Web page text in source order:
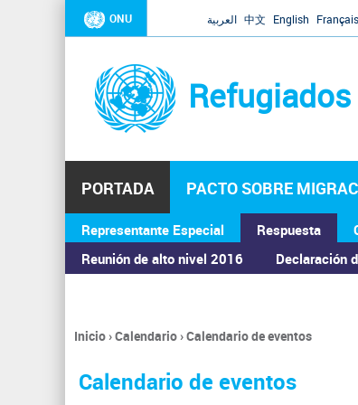
ONU العربية 中文 English Français
PORTADA PACTO SOBRE
Representante Especial
Respuesta
Reunión de alto nivel 2016
Declaración
ASAMBLEA GENERAL
Se
encuentra
usted
Inicio›Calendario›Calendario de eventos
Calendario de eventos